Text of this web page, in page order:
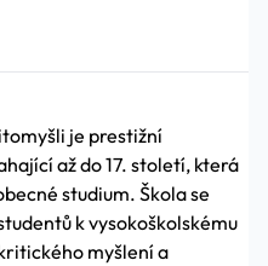
je prestižní
až do 17. století, která
studium. Škola se
k vysokoškolskému
myšlení a